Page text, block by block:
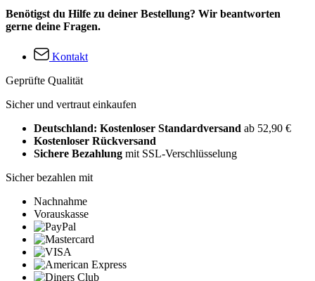
Benötigst du Hilfe zu deiner Bestellung? Wir beantworten
gerne deine Fragen.
Kontakt
Geprüfte Qualität
Sicher und vertraut einkaufen
Deutschland: Kostenloser Standardversand ab 52,90 €
Kostenloser Rückversand
Sichere Bezahlung mit SSL-Verschlüsselung
Sicher bezahlen mit
Nachnahme
Vorauskasse